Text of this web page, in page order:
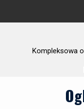
Kompleksowa